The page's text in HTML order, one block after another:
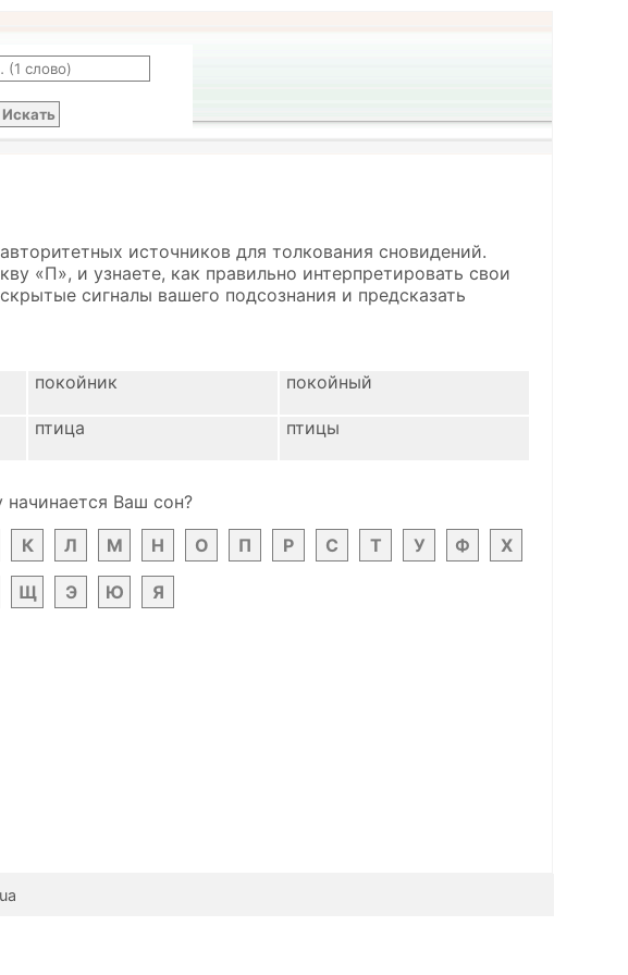
источников для толкования сновидений.
«П», и узнаете, как правильно интерпретировать свои
сигналы вашего подсознания и предсказать
покойник покойный
птица птицы
начинается Ваш сон?
К Л М Н О П Р С Т У Ф Х
Щ Э Ю Я